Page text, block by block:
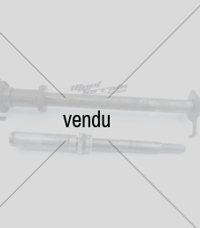
vendu